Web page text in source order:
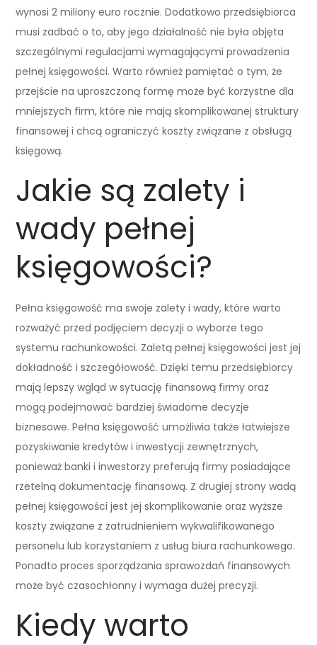
wynosi 2 miliony euro rocznie. Dodatkowo przedsiębiorca
musi zadbać o to, aby jego działalność nie była objęta
szczególnymi regulacjami wymagającymi prowadzenia
pełnej księgowości. Warto również pamiętać o tym, że
przejście na uproszczoną formę może być korzystne dla
mniejszych firm, które nie mają skomplikowanej struktury
finansowej i chcą ograniczyć koszty związane z obsługą
księgową.
Jakie są zalety i
wady pełnej
księgowości?
Pełna księgowość ma swoje zalety i wady, które warto
rozważyć przed podjęciem decyzji o wyborze tego
systemu rachunkowości. Zaletą pełnej księgowości jest jej
dokładność i szczegółowość. Dzięki temu przedsiębiorcy
mają lepszy wgląd w sytuację finansową firmy oraz
mogą podejmować bardziej świadome decyzje
biznesowe. Pełna księgowość umożliwia także łatwiejsze
pozyskiwanie kredytów i inwestycji zewnętrznych,
ponieważ banki i inwestorzy preferują firmy posiadające
rzetelną dokumentację finansową. Z drugiej strony wadą
pełnej księgowości jest jej skomplikowanie oraz wyższe
koszty związane z zatrudnieniem wykwalifikowanego
personelu lub korzystaniem z usług biura rachunkowego.
Ponadto proces sporządzania sprawozdań finansowych
może być czasochłonny i wymaga dużej precyzji.
Kiedy warto